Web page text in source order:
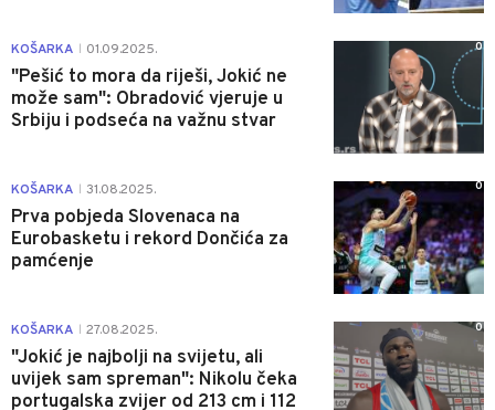
KOŠARKA 01.09.2025.
"Pešić to mora da riješi, Jokić ne
može sam": Obradović vjeruje u
Srbiju i podseća na važnu stvar
0
KOŠARKA 31.08.2025.
Prva pobjeda Slovenaca na
Eurobasketu i rekord Dončića za
pamćenje
0
KOŠARKA 27.08.2025.
"Jokić je najbolji na svijetu, ali
uvijek sam spreman": Nikolu čeka
portugalska zvijer od 213 cm i 112
0